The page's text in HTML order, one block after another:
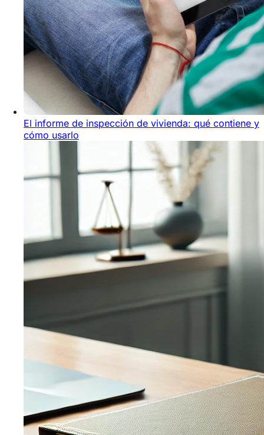
El informe de inspección de vivienda: qué contiene y
cómo usarlo